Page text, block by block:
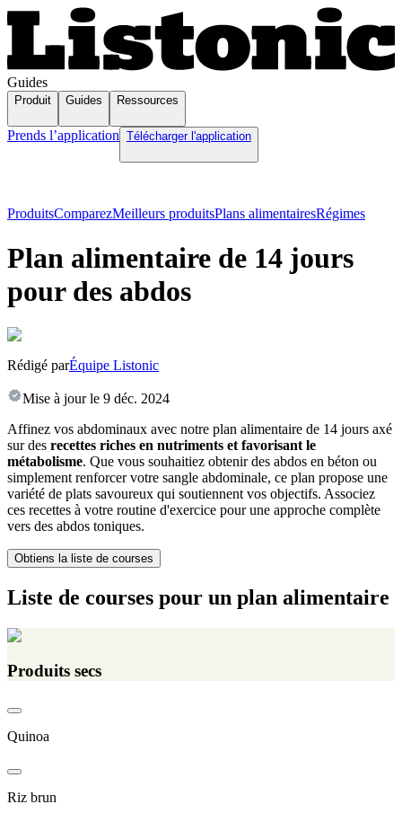
Guides
Produit Guides Ressources
Prends l’application Télécharger l'application
ProduitsComparezMeilleurs produitsPlans alimentairesRégimes
Plan alimentaire de 14 jours
pour des abdos
Rédigé parÉquipe Listonic
Mise à jour le 9 déc. 2024
Affinez vos abdominaux avec notre plan alimentaire de 14 jours axé
sur des recettes riches en nutriments et favorisant le
métabolisme. Que vous souhaitiez obtenir des abdos en béton ou
simplement renforcer votre sangle abdominale, ce plan propose une
variété de plats savoureux qui soutiennent vos objectifs. Associez
ces recettes à votre routine d'exercice pour une approche complète
vers des abdos toniques.
Obtiens la liste de courses
Liste de courses pour un plan alimentaire
Produits secs
Quinoa
Riz brun